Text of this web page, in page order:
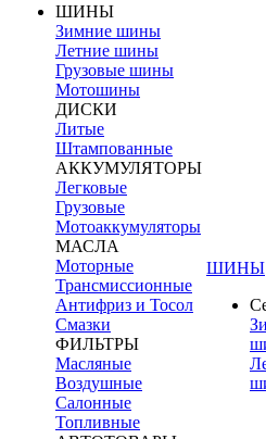
ШИНЫ
Зимние шины
Летние шины
Грузовые шины
Мотошины
ДИСКИ
Литые
Штампованные
АККУМУЛЯТОРЫ
Легковые
Грузовые
Мотоаккумуляторы
МАСЛА
Моторные
Трансмиссионные
Антифриз и Тосол
Смазки
ФИЛЬТРЫ
Масляные
Воздушные
Салонные
Топливные
ШИНЫ